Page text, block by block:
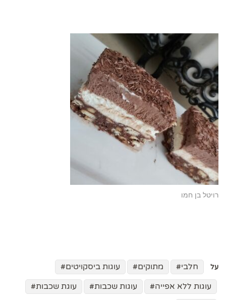
רויטל בן חמו
על חלבי מתוקים
עוגות ביסקויטים
עוגות ללא אפייה
עוגות שכבות
עוגת שכבות